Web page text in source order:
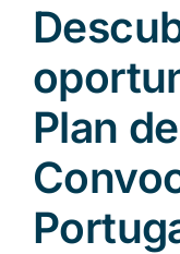
Plan